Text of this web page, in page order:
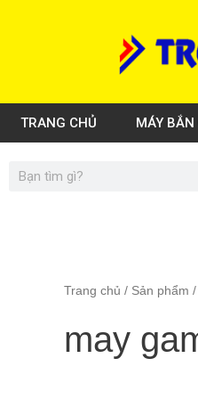
TRANG CHỦ MÁY BẮN
Search
Trang chủ / Sản phẩm
may